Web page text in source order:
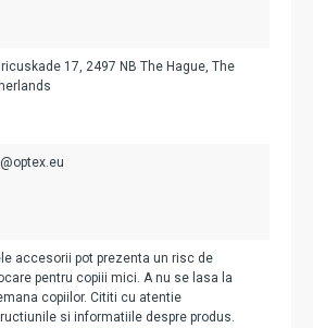
17, 2497 NB The Hague, The
accesorii pot prezenta un risc de
pentru copiii mici. A nu se lasa la
copiilor. Cititi cu atentie
si informatiile despre produs.